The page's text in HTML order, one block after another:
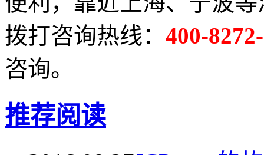
拨打咨询热线： 400-
咨询。
推荐阅读